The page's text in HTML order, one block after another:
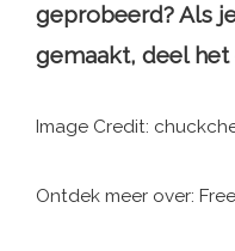
geprobeerd? Als
gemaakt, deel het
Image Credit:
Ontdek meer over: